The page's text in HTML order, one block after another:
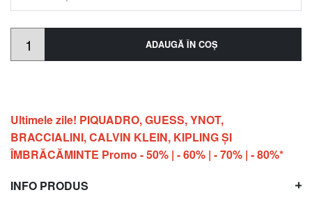
ADAUGĂ ÎN COŞ
Ultimele zile! PIQUADRO, GUESS, YNOT,
BRACCIALINI, CALVIN KLEIN, KIPLING ŞI
ÎMBRĂCĂMINTE Promo - 50% | - 60% | - 70% | - 80%*
INFO PRODUS